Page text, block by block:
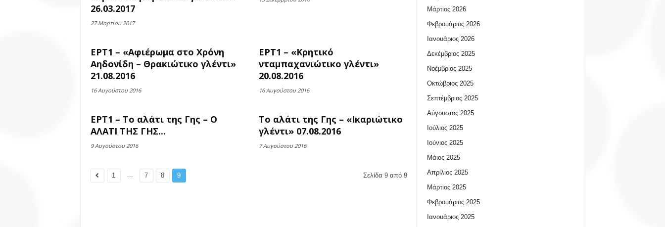
26.03.2017
27 Μαρτίου 2017
ΕΡΤ1 – «Αφιέρωμα στο Χρόνη
Αηδονίδη – Θρακιώτικο γλέντι»
21.08.2016
16 Αυγούστου 2016
ΕΡΤ1 – «Κρητικό
νταμπαχανιώτικο γλέντι»
20.08.2016
16 Αυγούστου 2016
ΕΡΤ1 – Το αλάτι της Γης – Ο
ΑΛΑΤΙ ΤΗΣ ΓΗΣ...
9 Αυγούστου 2016
Το αλάτι της Γης – «Ικαριώτικο
γλέντι» 07.08.2016
7 Αυγούστου 2016
1 ... 7 8 9 Σελίδα 9 από 9
Μάρτιος 2026
Φεβρουάριος 2026
Ιανουάριος 2026
Δεκέμβριος 2025
Νοέμβριος 2025
Οκτώβριος 2025
Σεπτέμβριος 2025
Αύγουστος 2025
Ιούλιος 2025
Ιούνιος 2025
Μάιος 2025
Απρίλιος 2025
Μάρτιος 2025
Φεβρουάριος 2025
Ιανουάριος 2025